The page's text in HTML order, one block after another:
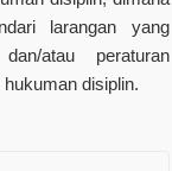
larangan yang
atau peraturan
disiplin.